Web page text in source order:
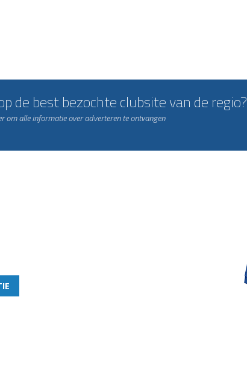
de best bezochte clubsite van de regio?
om alle informatie over adverteren te ontvangen